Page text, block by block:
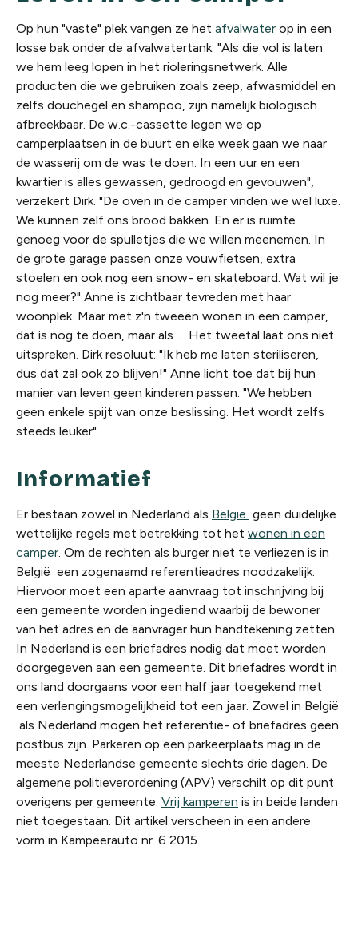
Op hun "vaste" plek vangen ze het afvalwater op in een
losse bak onder de afvalwatertank. "Als die vol is laten
we hem leeg lopen in het rioleringsnetwerk. Alle
producten die we gebruiken zoals zeep, afwasmiddel en
zelfs douchegel en shampoo, zijn namelijk biologisch
afbreekbaar. De w.c.-cassette legen we op
camperplaatsen in de buurt en elke week gaan we naar
de wasserij om de was te doen. In een uur en een
kwartier is alles gewassen, gedroogd en gevouwen",
verzekert Dirk. "De oven in de camper vinden we wel luxe.
We kunnen zelf ons brood bakken. En er is ruimte
genoeg voor de spulletjes die we willen meenemen. In
de grote garage passen onze vouwfietsen, extra
stoelen en ook nog een snow- en skateboard. Wat wil je
nog meer?" Anne is zichtbaar tevreden met haar
woonplek. Maar met z'n tweeën wonen in een camper,
dat is nog te doen, maar als..... Het tweetal laat ons niet
uitspreken. Dirk resoluut: "Ik heb me laten steriliseren,
dus dat zal ook zo blijven!" Anne licht toe dat bij hun
manier van leven geen kinderen passen. "We hebben
geen enkele spijt van onze beslissing. Het wordt zelfs
steeds leuker".
Informatief
Er bestaan zowel in Nederland als België geen duidelijke
wettelijke regels met betrekking tot het wonen in een
camper . Om de rechten als burger niet te verliezen is in
België een zogenaamd referentieadres noodzakelijk.
Hiervoor moet een aparte aanvraag tot inschrijving bij
een gemeente worden ingediend waarbij de bewoner
van het adres en de aanvrager hun handtekening zetten.
In Nederland is een briefadres nodig dat moet worden
doorgegeven aan een gemeente. Dit briefadres wordt in
ons land doorgaans voor een half jaar toegekend met
een verlengingsmogelijkheid tot een jaar. Zowel in België
als Nederland mogen het referentie- of briefadres geen
postbus zijn. Parkeren op een parkeerplaats mag in de
meeste Nederlandse gemeente slechts drie dagen. De
algemene politieverordening (APV) verschilt op dit punt
overigens per gemeente. Vrij kamperen is in beide landen
niet toegestaan. Dit artikel verscheen in een andere
vorm in Kampeerauto nr. 6 2015.